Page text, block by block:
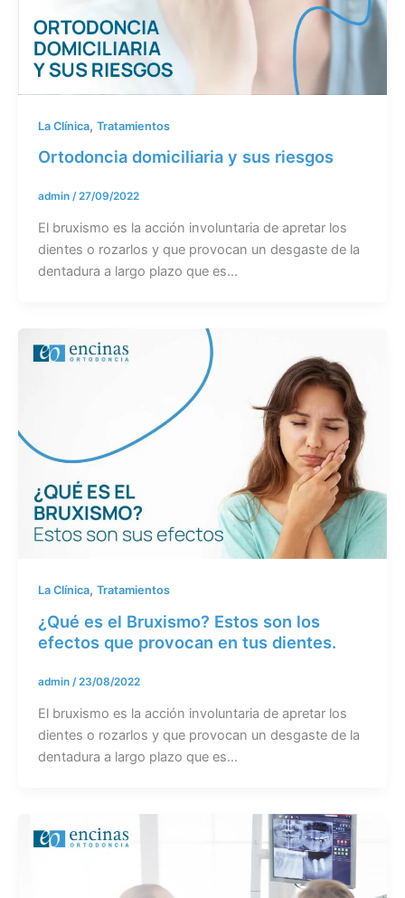
La Clínica, Tratamientos
Ortodoncia domiciliaria y sus riesgos
admin /27/09/2022
El bruxismo es la acción involuntaria de apretar los
dientes o rozarlos y que provocan un desgaste de la
dentadura a largo plazo que es…
La Clínica, Tratamientos
¿Qué es el Bruxismo? Estos son los
efectos que provocan en tus dientes.
admin /23/08/2022
El bruxismo es la acción involuntaria de apretar los
dientes o rozarlos y que provocan un desgaste de la
dentadura a largo plazo que es…